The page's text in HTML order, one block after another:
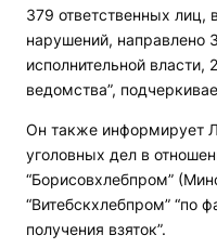
379 ответственных лиц,
нарушений, направлено
исполнительной
ведомства”,
Он также информирует
уголовных дел в
“Борисовхлебпром”
“Витебскхлебпром” “по
получения взяток”.